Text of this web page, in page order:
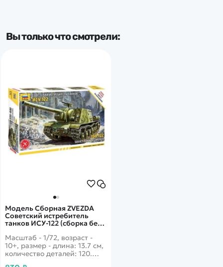
Вы только что смотрели:
Модель Сборная ZVEZDA
Советский истребитель
танков ИСУ-122 (сборка без
Масштаб - 1/72, возраст -
10+, размер - длина: 13.7 см,
количество деталей: 120.